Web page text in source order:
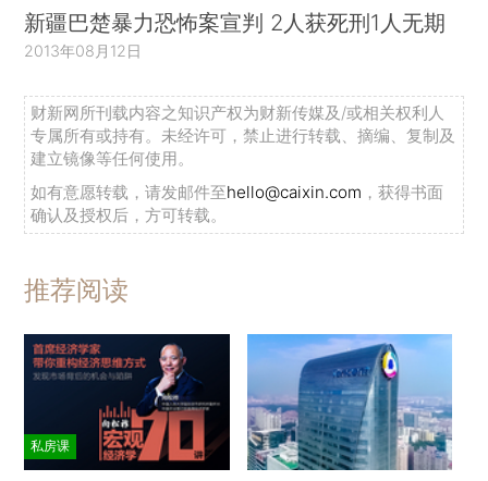
新疆巴楚暴力恐怖案宣判 2人获死刑1人无期
2013年08月12日
财新网所刊载内容之知识产权为财新传媒及/或相关权利人
专属所有或持有。未经许可，禁止进行转载、摘编、复制及
建立镜像等任何使用。
如有意愿转载，请发邮件至hello@caixin.com ，获得书面
确认及授权后，方可转载。
推荐阅读
私房课